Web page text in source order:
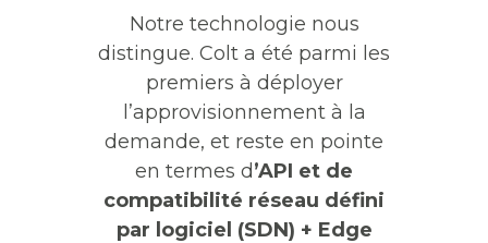
Notre technologie nous
distingue. Colt a été parmi les
premiers à déployer
l’approvisionnement à la
demande, et reste en pointe
en termes d’API et de
compatibilité réseau défini
par logiciel (SDN) + Edge